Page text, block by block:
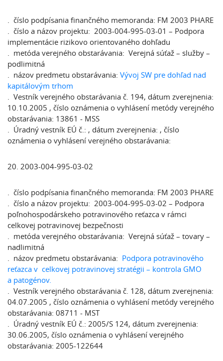
. číslo podpísania finančného memoranda: FM 2003 PHARE
. číslo a názov projektu: 2003-004-995-03-01 – Podpora
implementácie rizikovo orientovaného dohľadu
. metóda verejného obstarávania: Verejná súťaž – služby –
podlimitná
. názov predmetu obstarávania: Vývoj SW pre dohľad nad
kapitálovým trhom
. Vestník verejného obstarávania č. 194, dátum zverejnenia:
10.10.2005 , číslo oznámenia o vyhlásení metódy verejného
obstarávania: 13861 - MSS
. Úradný vestník EÚ č.: , dátum zverejnenia: , číslo
oznámenia o vyhlásení verejného obstarávania:
20. 2003-004-995-03-02
. číslo podpísania finančného memoranda: FM 2003 PHARE
. číslo a názov projektu: 2003-004-995-03-02 – Podpora
poľnohospodárskeho potravinového reťazca v rámci
celkovej potravinovej bezpečnosti
. metóda verejného obstarávania: Verejná súťaž – tovary –
nadlimitná
. názov predmetu obstarávania: Podpora potravinového
reťazca v celkovej potravinovej stratégii – kontrola GMO
a patogénov.
. Vestník verejného obstarávania č. 128, dátum zverejnenia:
04.07.2005 , číslo oznámenia o vyhlásení metódy verejného
obstarávania: 08711 - MST
. Úradný vestník EÚ č.: 2005/S 124, dátum zverejnenia:
30.06.2005, číslo oznámenia o vyhlásení verejného
obstarávania: 2005-122644